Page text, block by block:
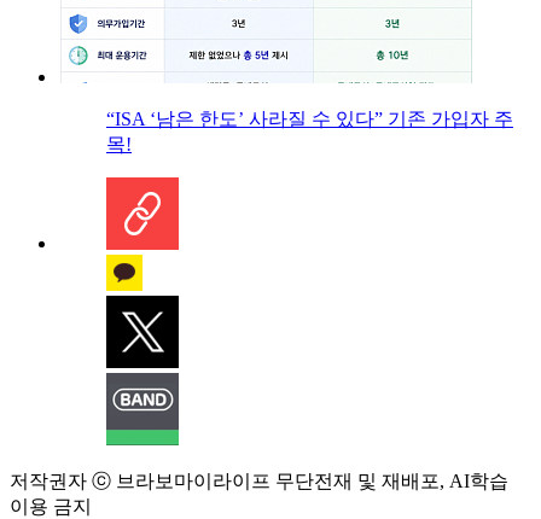
“ISA ‘남은 한도’ 사라질 수 있다” 기존 가입자 주
목!
저작권자 ⓒ 브라보마이라이프 무단전재 및 재배포, AI학습
이용 금지